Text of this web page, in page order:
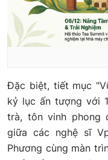
Đặc biệt, tiết mục
kỷ lục ấn tượng với
trà, tôn vinh phong
giữa các nghệ sĩ
Phương cùng màn